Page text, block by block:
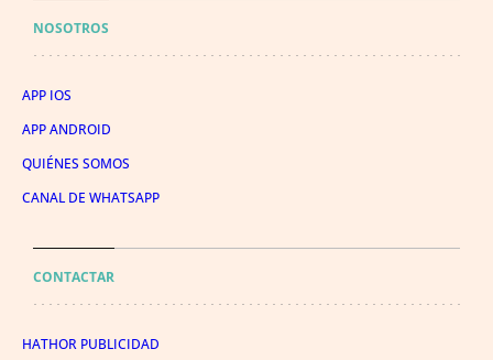
NOSOTROS
APP IOS
APP ANDROID
QUIÉNES SOMOS
CANAL DE WHATSAPP
CONTACTAR
HATHOR PUBLICIDAD